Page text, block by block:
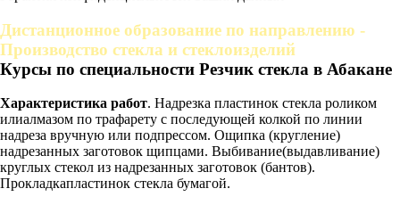
Дистанционное образование по направлению -
Производство стекла и стеклоизделий
Курсы по специальности Резчик стекла в Абакане
Характеристика работ. Надрезка пластинок стекла роликом
илиалмазом по трафарету с последующей колкой по линии
надреза вручную или подпрессом. Ощипка (кругление)
надрезанных заготовок щипцами. Выбивание(выдавливание)
круглых стекол из надрезанных заготовок (бантов).
Прокладкапластинок стекла бумагой.